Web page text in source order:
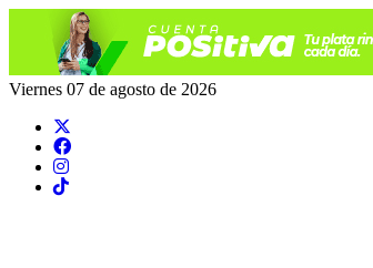
Viernes 07 de agosto de 2026